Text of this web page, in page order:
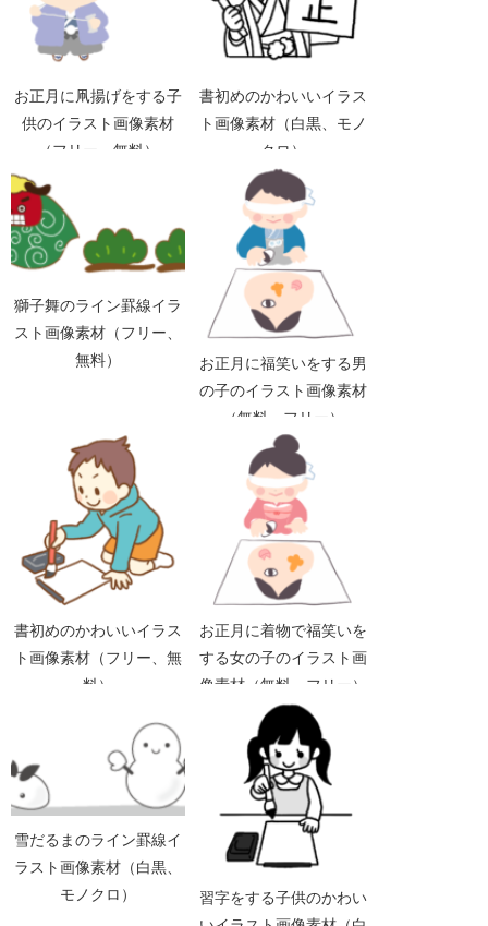
お正月に凧揚げをする子
供のイラスト画像素材
（フリー、無料）
書初めのかわいいイラス
ト画像素材（白黒、モノ
クロ）
獅子舞のライン罫線イラ
スト画像素材（フリー、
無料）
お正月に福笑いをする男
の子のイラスト画像素材
（無料、フリー）
書初めのかわいいイラス
ト画像素材（フリー、無
料）
お正月に着物で福笑いを
する女の子のイラスト画
像素材（無料、フリー）
雪だるまのライン罫線イ
ラスト画像素材（白黒、
モノクロ）
習字をする子供のかわい